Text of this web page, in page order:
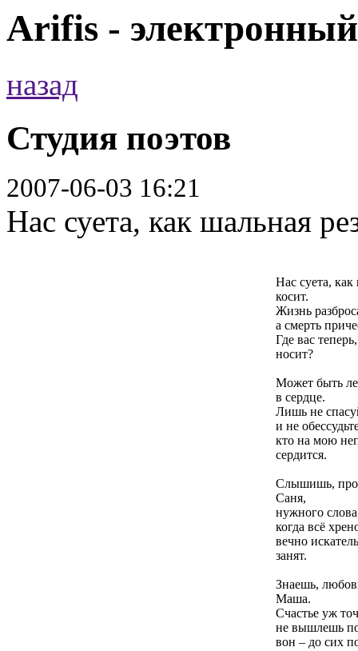
Arifis -
назад
Студия поэтов
2007-06-03 16:21
Нас суета, как шальная
Нас суета, как
косит.
Жизнь
а смерть
Где вас
носит?
Может быть
в сердце.
Лишь не
и не
кто на мою
сердится.
Слышишь,
Саня,
нужного
когда всё
вечно
занят.
Знаешь,
Маша.
Счастье уж
не вышлешь
вон – до сих